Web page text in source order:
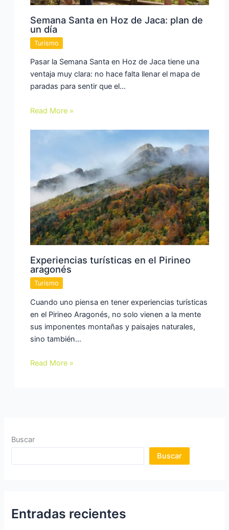
Semana Santa en Hoz de Jaca: plan de
un día
Turismo
Pasar la Semana Santa en Hoz de Jaca tiene una
ventaja muy clara: no hace falta llenar el mapa de
paradas para sentir que el…
Read More »
Experiencias turísticas en el Pirineo
aragonés
Turismo
Cuando uno piensa en tener experiencias turísticas
en el Pirineo Aragonés, no solo vienen a la mente
sus imponentes montañas y paisajes naturales,
sino también…
Read More »
Buscar
Buscar
Entradas recientes